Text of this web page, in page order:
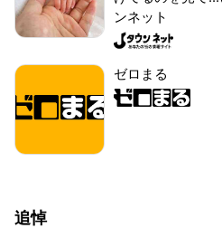
ンネット
ゼロまる
追悼